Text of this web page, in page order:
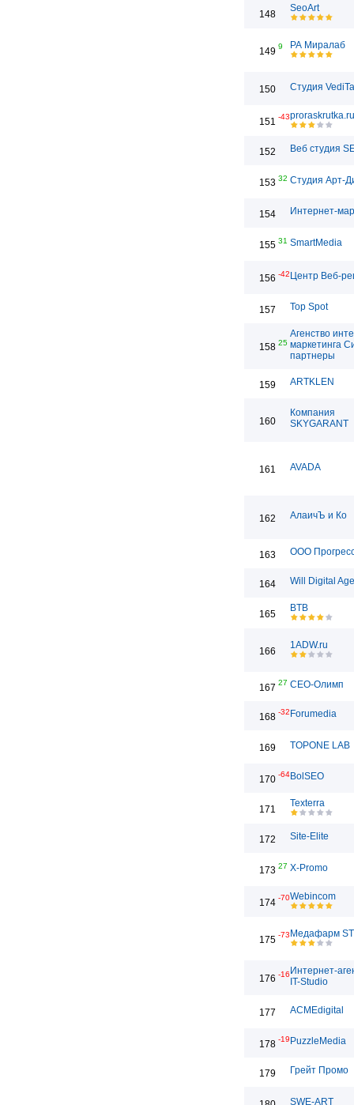
148
SeoArt
149 9 РА Миралаб
150 Студия VediTa
151 -43proraskrutka.ru
152 Веб студия
153 32 Студия Арт-
154 Интернет-
155 31 SmartMedia
156 -42 Центр Веб-
157 Top Spot
158 25
Агенство
маркетинга
партнеры
159 ARTKLEN
160
Компания
SKYGARANT
161 AVADA
162 АлаичЪ и Ко
163 ООО
164 Will Digital
165
BTB
166
1ADW.ru
167 27 СЕО-Олимп
168 -32 Forumedia
169 TOPONE LAB
170 -64BolSEO
171
Texterra
172 Site-Elite
173 27 X-Promo
174 -70Webincom
175 -73 Медафарм
176 -16 Интернет-
IT-Studio
177 ACMEdigital
178 -19 PuzzleMedia
179 Грейт Промо
SWE-ART